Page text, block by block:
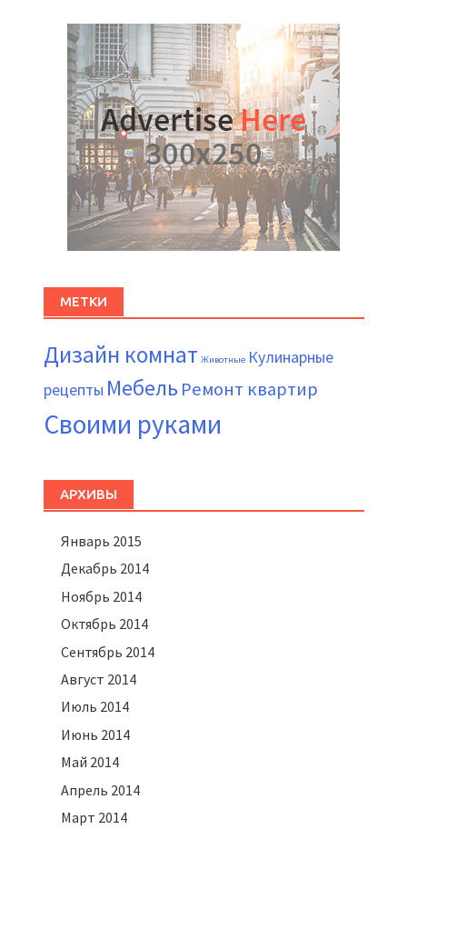
МЕТКИ
Дизайн комнат Животные Кулинарные
рецепты Мебель Ремонт квартир
Своими руками
АРХИВЫ
Январь 2015
Декабрь 2014
Ноябрь 2014
Октябрь 2014
Сентябрь 2014
Август 2014
Июль 2014
Июнь 2014
Май 2014
Апрель 2014
Март 2014